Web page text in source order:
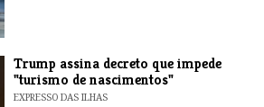
Trump assina decreto que impede
"turismo de nascimentos"
EXPRESSO DAS ILHAS